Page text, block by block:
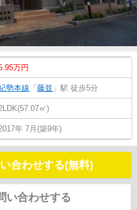
万円
勢本線 「 藤並 」駅 徒歩5分
㎡)
年 7月(築9年)
合わせする(無料)
い合わせする